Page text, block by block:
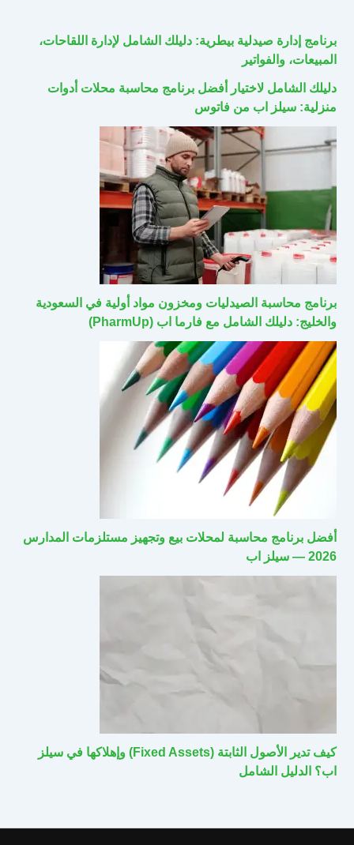
برنامج إدارة صيدلية بيطرية: دليلك الشامل لإدارة اللقاحات،
المبيعات، والفواتير
دليلك الشامل لاختيار أفضل برنامج محاسبة محلات أدوات
منزلية: سيلز اب من فاتوس
برنامج محاسبة الصيدليات ومخزون مواد أولية في السعودية
والخليج: دليلك الشامل مع فارما اب (PharmUp)
أفضل برنامج محاسبة لمحلات بيع وتجهيز مستلزمات المدارس
2026 — سيلز اب
كيف تدير الأصول الثابتة (Fixed Assets) وإهلاكها في سيلز
اب؟ الدليل الشامل